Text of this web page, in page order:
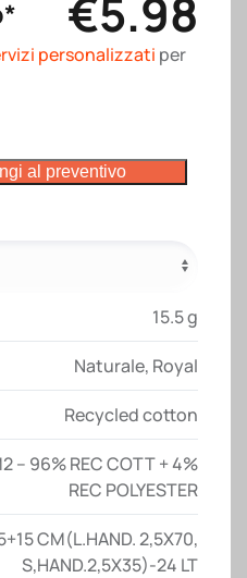
€5.98
personalizzati per
al preventivo
15.5 g
Naturale, Royal
Recycled cotton
– 96% REC COTT + 4%
REC POLYESTER
CM(L.HAND. 2,5X70,
S,HAND.2,5X35)-24 LT